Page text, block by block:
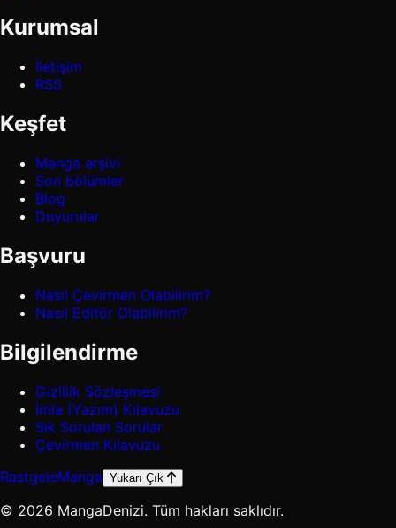
Kurumsal
İletişim
RSS
Keşfet
Manga arşivi
Son bölümler
Blog
Duyurular
Başvuru
Nasıl Çevirmen Olabilirim?
Nasıl Editör Olabilirim?
Bilgilendirme
Gizlilik Sözleşmesi
İmla (Yazım) Kılavuzu
Sık Sorulan Sorular
Çevirmen Kılavuzu
RastgeleManga Yukarı Çık
© 2026 MangaDenizi. Tüm hakları saklıdır.